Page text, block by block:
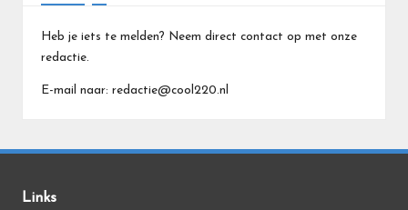
Heb je iets te melden? Neem direct contact op met onze
redactie.
E-mail naar: redactie@cool220.nl
Links